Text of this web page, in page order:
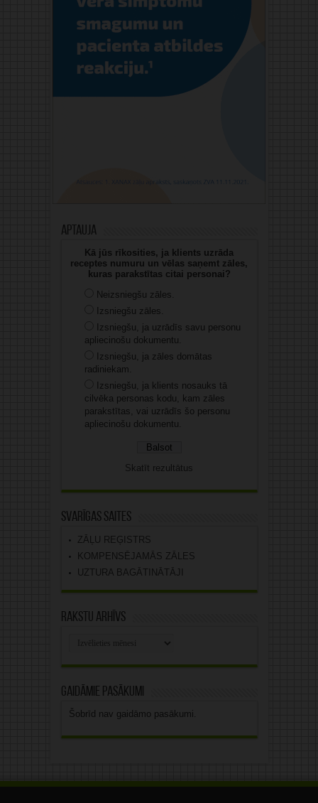
Aptauja
Kā jūs rīkosities, ja klients uzrāda
receptes numuru un vēlas saņemt zāles,
kuras parakstītas citai personai?
Neizsniegšu zāles.
Izsniegšu zāles.
Izsniegšu, ja uzrādīs savu personu
apliecinošu dokumentu.
Izsniegšu, ja zāles domātas
radiniekam.
Izsniegšu, ja klients nosauks tā
cilvēka personas kodu, kam zāles
parakstītas, vai uzrādīs šo personu
apliecinošu dokumentu.
Skatīt rezultātus
Svarīgas saites
ZĀĻU REĢISTRS
KOMPENSĒJAMĀS ZĀLES
UZTURA BAGĀTINĀTĀJI
Rakstu arhīvs
Gaidāmie pasākumi
Šobrīd nav gaidāmo pasākumi.